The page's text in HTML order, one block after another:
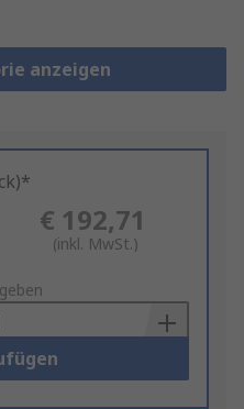
anzeigen
€ 192,71
(inkl. MwSt.)